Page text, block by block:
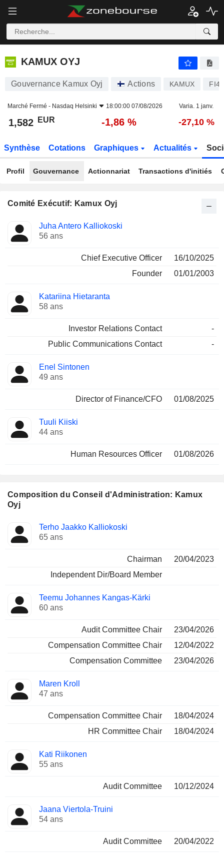
KAMUX OYJ
KAMUX OYJ
Gouvernance Kamux Oyj Actions KAMUX
Marché Fermé - Nasdaq Helsinki 18:00:00 07/08/2026 Varia. 1 janv.
1,582 EUR -1,86 % -27,10 %
Synthèse Cotations Graphiques Actualités
Profil Gouvernance Actionnariat Transactions d'initiés
Comité Exécutif: Kamux Oyj
Dirigeant
Fonctions
occupées
Juha Antero Kalliokoski
56 ans
Chief Executive Officer
16/10/2025
Founder
01/01/2003
Katariina Hietaranta
58 ans
Investor Relations Contact
-
Public Communications Contact
-
Enel Sintonen
49 ans
Director of Finance/CFO 01/08/2025
Tuuli Kiiski
44 ans
Human Resources Officer 01/08/2026
Composition du Conseil d'Administration: Kamux
Oyj
Administrateur Comités
Terho Jaakko Kalliokoski
65 ans
Chairman
20/04/2023
Independent Dir/Board Member
Teemu Johannes Kangas-Kärki
60 ans
Audit Committee Chair
23/04/2026
Compensation Committee Chair
12/04/2022
Compensation Committee
23/04/2026
Maren Kroll
47 ans
Compensation Committee Chair
18/04/2024
HR Committee Chair
18/04/2024
Kati Riikonen
55 ans
Audit Committee 10/12/2024
Jaana Viertola-Truini
54 ans
Audit Committee 20/04/2022